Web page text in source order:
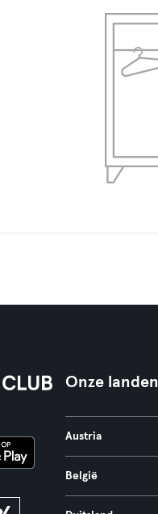
Onze landen
Austria
België